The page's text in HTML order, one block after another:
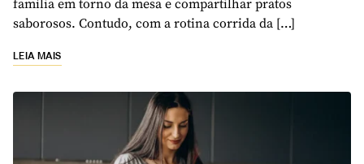
família em torno da mesa e compartilhar pratos
saborosos. Contudo, com a rotina corrida da […]
LEIA MAIS